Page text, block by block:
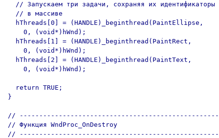
  // Запускаем три задачи, сохраняя их идентификаторы
  // в массиве
  hThreads[0] = (HANDLE)_beginthread(PaintEllipse,
    0, (void*)hWnd);
  hThreads[1] = (HANDLE)_beginthread(PaintRect,
    0, (void*)hWnd);
  hThreads[2] = (HANDLE)_beginthread(PaintText,
    0, (void*)hWnd);
  return TRUE;
}
//
// Функция WndProc_OnDestroy
//